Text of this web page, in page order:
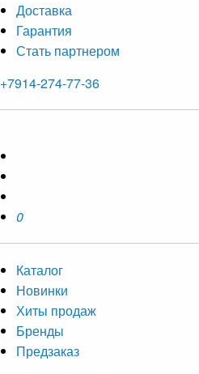
Доставка
Гарантия
Стать партнером
+7914-274-77-36
0
Каталог
Новинки
Хиты продаж
Бренды
Предзаказ